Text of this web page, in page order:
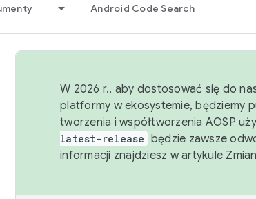
Android Code Search
W 2026 r., aby dostosować się do
platformy w ekosystemie, będziemy
tworzenia i współtworzenia AOSP
latest-release będzie zawsze
informacji znajdziesz w artykule